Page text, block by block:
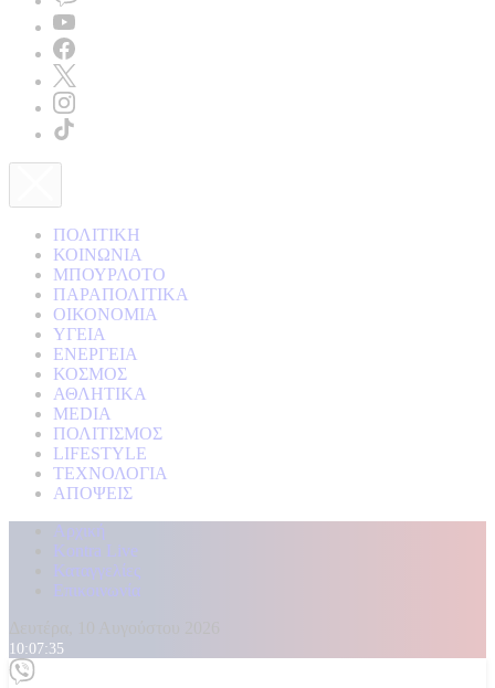
ΠΟΛΙΤΙΚΗ
ΚΟΙΝΩΝΙΑ
ΜΠΟΥΡΛΟΤΟ
ΠΑΡΑΠΟΛΙΤΙΚΑ
ΟΙΚΟΝΟΜΙΑ
ΥΓΕΙΑ
ΕΝΕΡΓΕΙΑ
ΚΟΣΜΟΣ
ΑΘΛΗΤΙΚΑ
MEDIA
ΠΟΛΙΤΙΣΜΟΣ
LIFESTYLE
ΤΕΧΝΟΛΟΓΙΑ
ΑΠΟΨΕΙΣ
Αρχική
Kontra Live
Καταγγελίες
Επικοινωνία
10:07:37